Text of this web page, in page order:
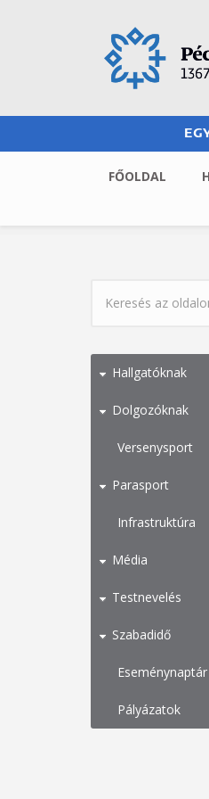
FŐOLDAL
KERESÉS ŰRLAP
Hallgatóknak
Dolgozóknak
Versenysport
Parasport
Infrastruktúra
Média
Testnevelés
Szabadidő
Eseménynaptár
Pályázatok